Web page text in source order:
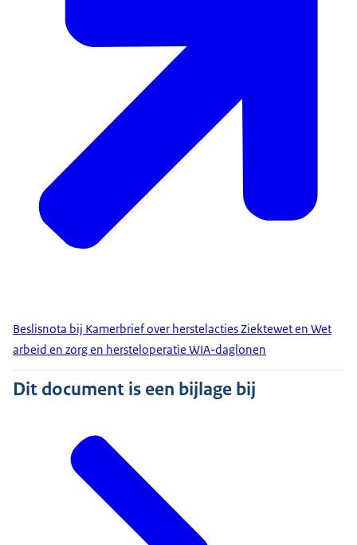
Beslisnota bij Kamerbrief over herstelacties Ziektewet en Wet
arbeid en zorg en hersteloperatie WIA-daglonen
Dit document is een bijlage bij